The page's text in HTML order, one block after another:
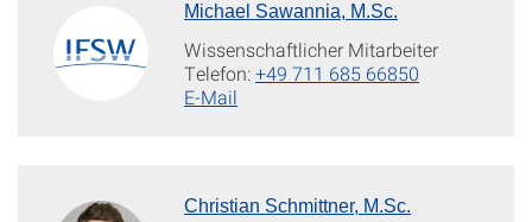
Michael Sawannia, M.Sc.
Wissenschaftlicher Mitarbeiter
Telefon:+49 711 685 66850
E-Mail
Christian Schmittner, M.Sc.